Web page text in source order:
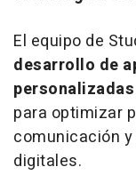
El equipo de
desarrollo de
personalizadas
para optimizar
comunicación
digitales.